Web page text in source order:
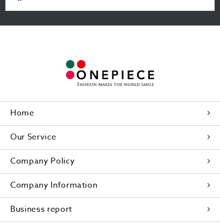
Home
Our Service
Company Policy
Company Information
Business report